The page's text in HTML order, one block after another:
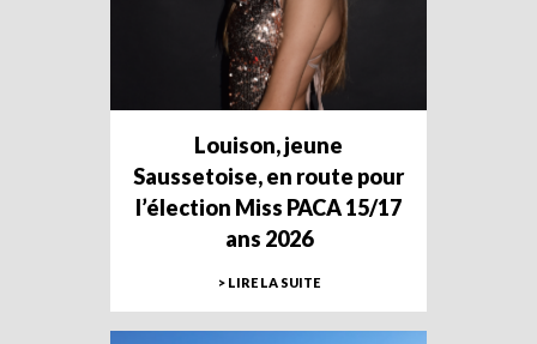
Louison, jeune
Saussetoise, en route pour
l’élection Miss PACA 15/17
ans 2026
> LIRE LA SUITE